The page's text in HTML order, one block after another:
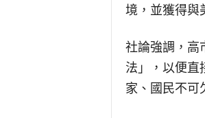
境，並獲得與
社論強調，高
法」，以便直
家、國民不可